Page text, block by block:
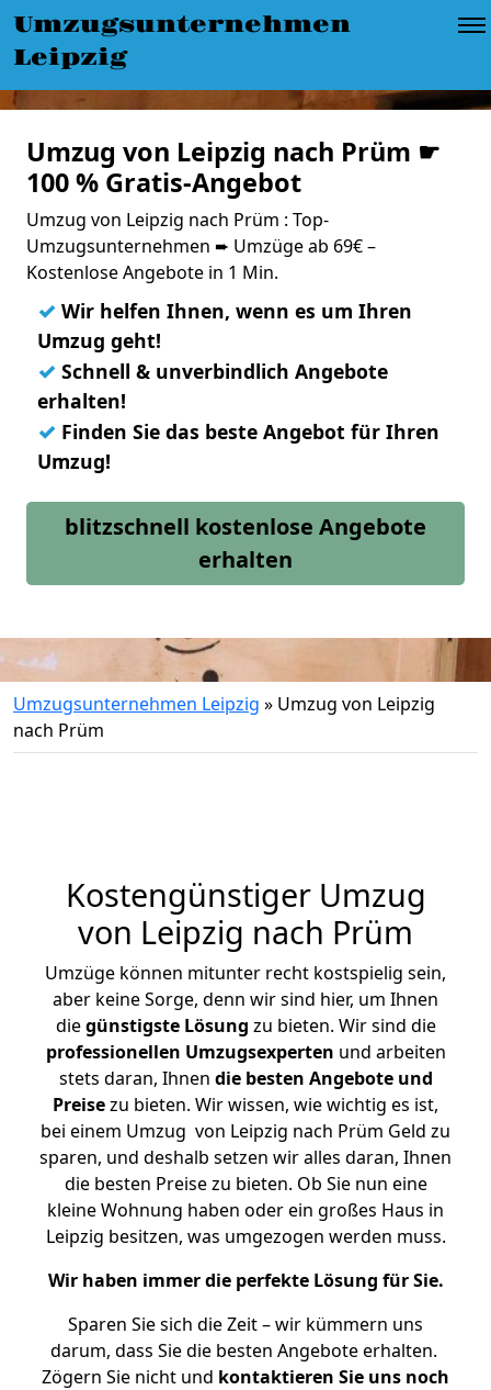
Umzugsunternehmen
Leipzig
Umzug von Leipzig nach Prüm ☛
100 % Gratis-Angebot
Umzug von Leipzig nach Prüm : Top-
Umzugsunternehmen ➨ Umzüge ab 69€ –
Kostenlose Angebote in 1 Min.
✓ Wir helfen Ihnen, wenn es um Ihren
Umzug geht!
✓ Schnell & unverbindlich Angebote
erhalten!
✓ Finden Sie das beste Angebot für Ihren
Umzug!
blitzschnell kostenlose Angebote
erhalten
Umzugsunternehmen Leipzig » Umzug von Leipzig
nach Prüm
Kostengünstiger Umzug
von Leipzig nach Prüm
Umzüge können mitunter recht kostspielig sein,
aber keine Sorge, denn wir sind hier, um Ihnen
diegünstigste Lösung zu bieten. Wir sind die
professionellen Umzugsexperten und arbeiten
stets daran, Ihnen die besten Angebote und
Preisezu bieten. Wir wissen, wie wichtig es ist,
bei einem Umzug von Leipzig nach Prüm Geld zu
sparen, und deshalb setzen wir alles daran, Ihnen
die besten Preise zu bieten. Ob Sie nun eine
kleine Wohnung haben oder ein großes Haus in
Leipzig besitzen, was umgezogen werden muss.
Wir haben immer die perfekte Lösung für Sie.
Sparen Sie sich die Zeit – wir kümmern uns
darum, dass Sie die besten Angebote erhalten.
Zögern Sie nicht und kontaktieren Sie uns noch